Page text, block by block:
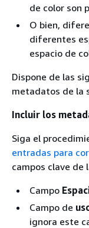
de color son
O bien,
diferentes
espacio de
Dispone de las
metadatos de la
Incluir los
Siga el
entradas para
campos clave de
Campo
Campo de
ignora este